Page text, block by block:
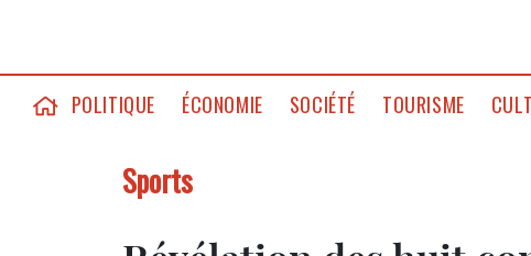
POLITIQUE ÉCONOMIE SOCIÉTÉ TOURISME
Sports